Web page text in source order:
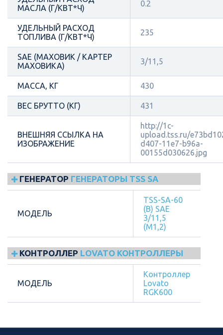
МАСЛА (Г/КВТ*Ч)
0.2
УДЕЛЬНЫЙ РАСХОД
ТОПЛИВА (Г/КВТ*Ч)
235
SAE (МАХОВИК / КАРТЕР
МАХОВИКА)
3/11,5
МАССА, КГ 430
ВЕС БРУТТО (КГ) 431
ВНЕШНЯЯ ССЫЛКА НА
ИЗОБРАЖЕНИЕ
http://1c-
upload.tss.ru/
d407-11e7-b96a-
00155d030626.jpg
ГЕНЕРАТОР ГЕНЕРАТОРЫ TSS SA
МОДЕЛЬ
TSS-SA-60
(B) SAE
3/11,5
(М1,2)
КОНТРОЛЛЕР LOVATO КОНТРОЛЛЕРЫ
МОДЕЛЬ
Контроллер
Lovato
RGK600